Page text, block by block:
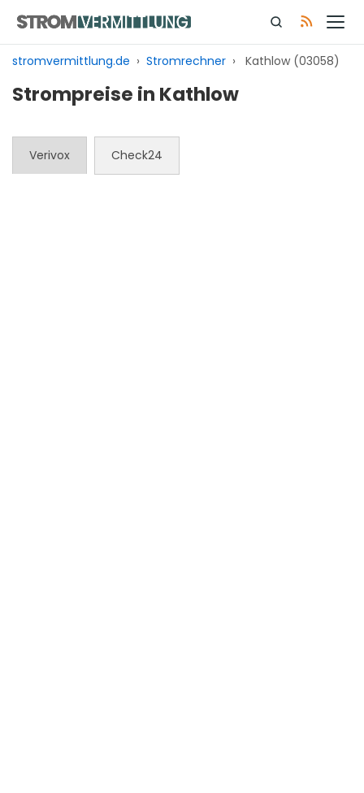
Inhalt
springen
stromvermittlung.de › Stromrechner › Kathlow (03058)
Strompreise in Kathlow
Verivox Check24